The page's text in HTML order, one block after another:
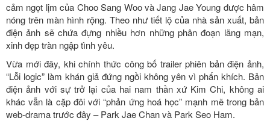
cảm ngọt lịm của Choo Sang Woo và Jang Jae Young được hâm
nóng trên màn hình rộng. Theo như tiết lộ của nhà sản xuất, bản
điện ảnh sẽ chứa đựng nhiều hơn những phân đoạn lãng mạn,
xinh đẹp tràn ngập tình yêu.
Vừa mới đây, khi chính thức công bố trailer phiên bản điện ảnh,
“Lỗi logic” làm khán giả đứng ngồi không yên vì phấn khích. Bản
điện ảnh với sự trở lại của hai nam thần xứ Kim Chi, không ai
khác vẫn là cặp đôi với “phản ứng hoá học” mạnh mẽ trong bản
web-drama trước đây – Park Jae Chan và Park Seo Ham.